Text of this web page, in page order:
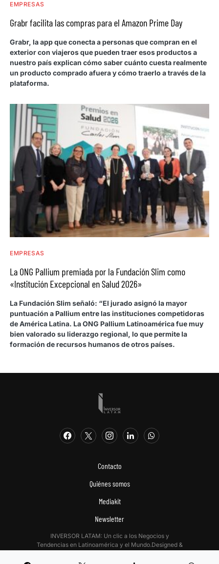
EMPRESAS
Grabr facilita las compras para el Amazon Prime Day
Grabr, la app que conecta a personas que compran en el
exterior con viajeros que pueden traer esos productos a
nuestro país explican cómo saber cuánto cuesta realmente
un producto comprado afuera y cómo traerlo a través de la
plataforma.
EMPRESAS
La ONG Pallium premiada por la Fundación Slim como
«Institución Excepcional en Salud 2026»
La Fundación Slim señaló: “El jurado asignó la mayor
puntuación a Pallium entre las instituciones competidoras
de América Latina. La ONG Pallium Latinoamérica fue muy
bien valorado su liderazgo regional, lo que permite la
formación de recursos humanos de otros países.
Contacto
Quiénes somos
Mediakit
Newsletter
INVERSOR LATAM: Un clic a los Negocios y
Tendencias en Latinoamérica y el Mundo.Designed &